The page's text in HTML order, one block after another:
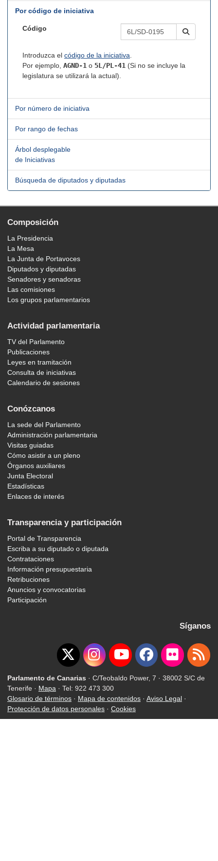
Por código de iniciativa
Código
Introduzca el código de la iniciativa.
Por ejemplo, AGND-1 o 5L/PL-41 (Si no se incluye la
legislatura se utilizará la actual).
Por número de iniciativa
Por rango de fechas
Árbol desplegable
de Iniciativas
Búsqueda de diputados y diputadas
Composición
La Presidencia
La Mesa
La Junta de Portavoces
Diputados y diputadas
Senadores y senadoras
Las comisiones
Los grupos parlamentarios
Actividad parlamentaria
TV del Parlamento
Publicaciones
Leyes en tramitación
Consulta de iniciativas
Calendario de sesiones
Conózcanos
La sede del Parlamento
Administración parlamentaria
Visitas guiadas
Cómo asistir a un pleno
Órganos auxiliares
Junta Electoral
Estadísticas
Enlaces de interés
Transparencia y participación
Portal de Transparencia
Escriba a su diputado o diputada
Contrataciones
Información presupuestaria
Retribuciones
Anuncios y convocatorias
Participación
Síganos
Parlamento de Canarias · C/Teobaldo Power, 7 · 38002 S/C de
Tenerife · Mapa · Tel: 922 473 300
Glosario de términos · Mapa de contenidos · Aviso Legal ·
Protección de datos personales · Cookies